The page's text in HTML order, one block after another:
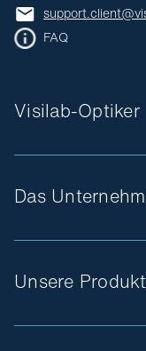
Das
Unsere
Visilab-Optiker
FAQ